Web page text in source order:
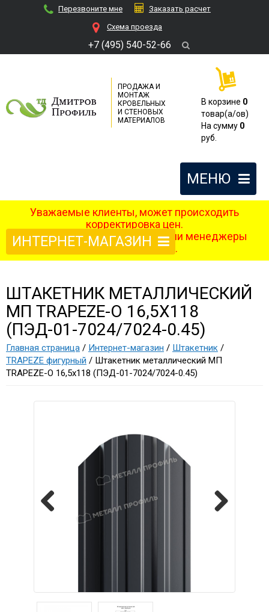
Перезвоните мне
Заказать расчет
Cхема проезда
+7 (495) 540-52-66
ПРОДАЖА И
МОНТАЖ
КРОВЕЛЬНЫХ
И СТЕНОВЫХ
МАТЕРИАЛОВ
В корзине 0
товар(a/ов)
На сумму 0
руб.
МЕНЮ
Уважаемые клиенты, может происходить
корректировка цен.
После оформления заказа наши менеджеры
свяжутся с вами.
ИНТЕРНЕТ-МАГАЗИН
ШТАКЕТНИК МЕТАЛЛИЧЕСКИЙ
МП TRAPEZE-O 16,5Х118
(ПЭД-01-7024/7024-0.45)
Главная страница / Интернет-магазин / Штакетник /
TRAPEZE фигурный / Штакетник металлический МП
TRAPEZE-O 16,5х118 (ПЭД-01-7024/7024-0.45)